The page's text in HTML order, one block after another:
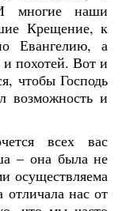
многие наши
Крещение, к
Евангелию, а
похотей. Вот и
чтобы Господь
возможность и
всех вас
– она была не
осуществляема
нас от